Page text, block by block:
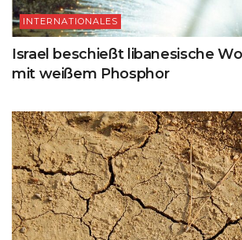
INTERNATIONALES
Israel beschießt libanesische
mit weißem Phosphor